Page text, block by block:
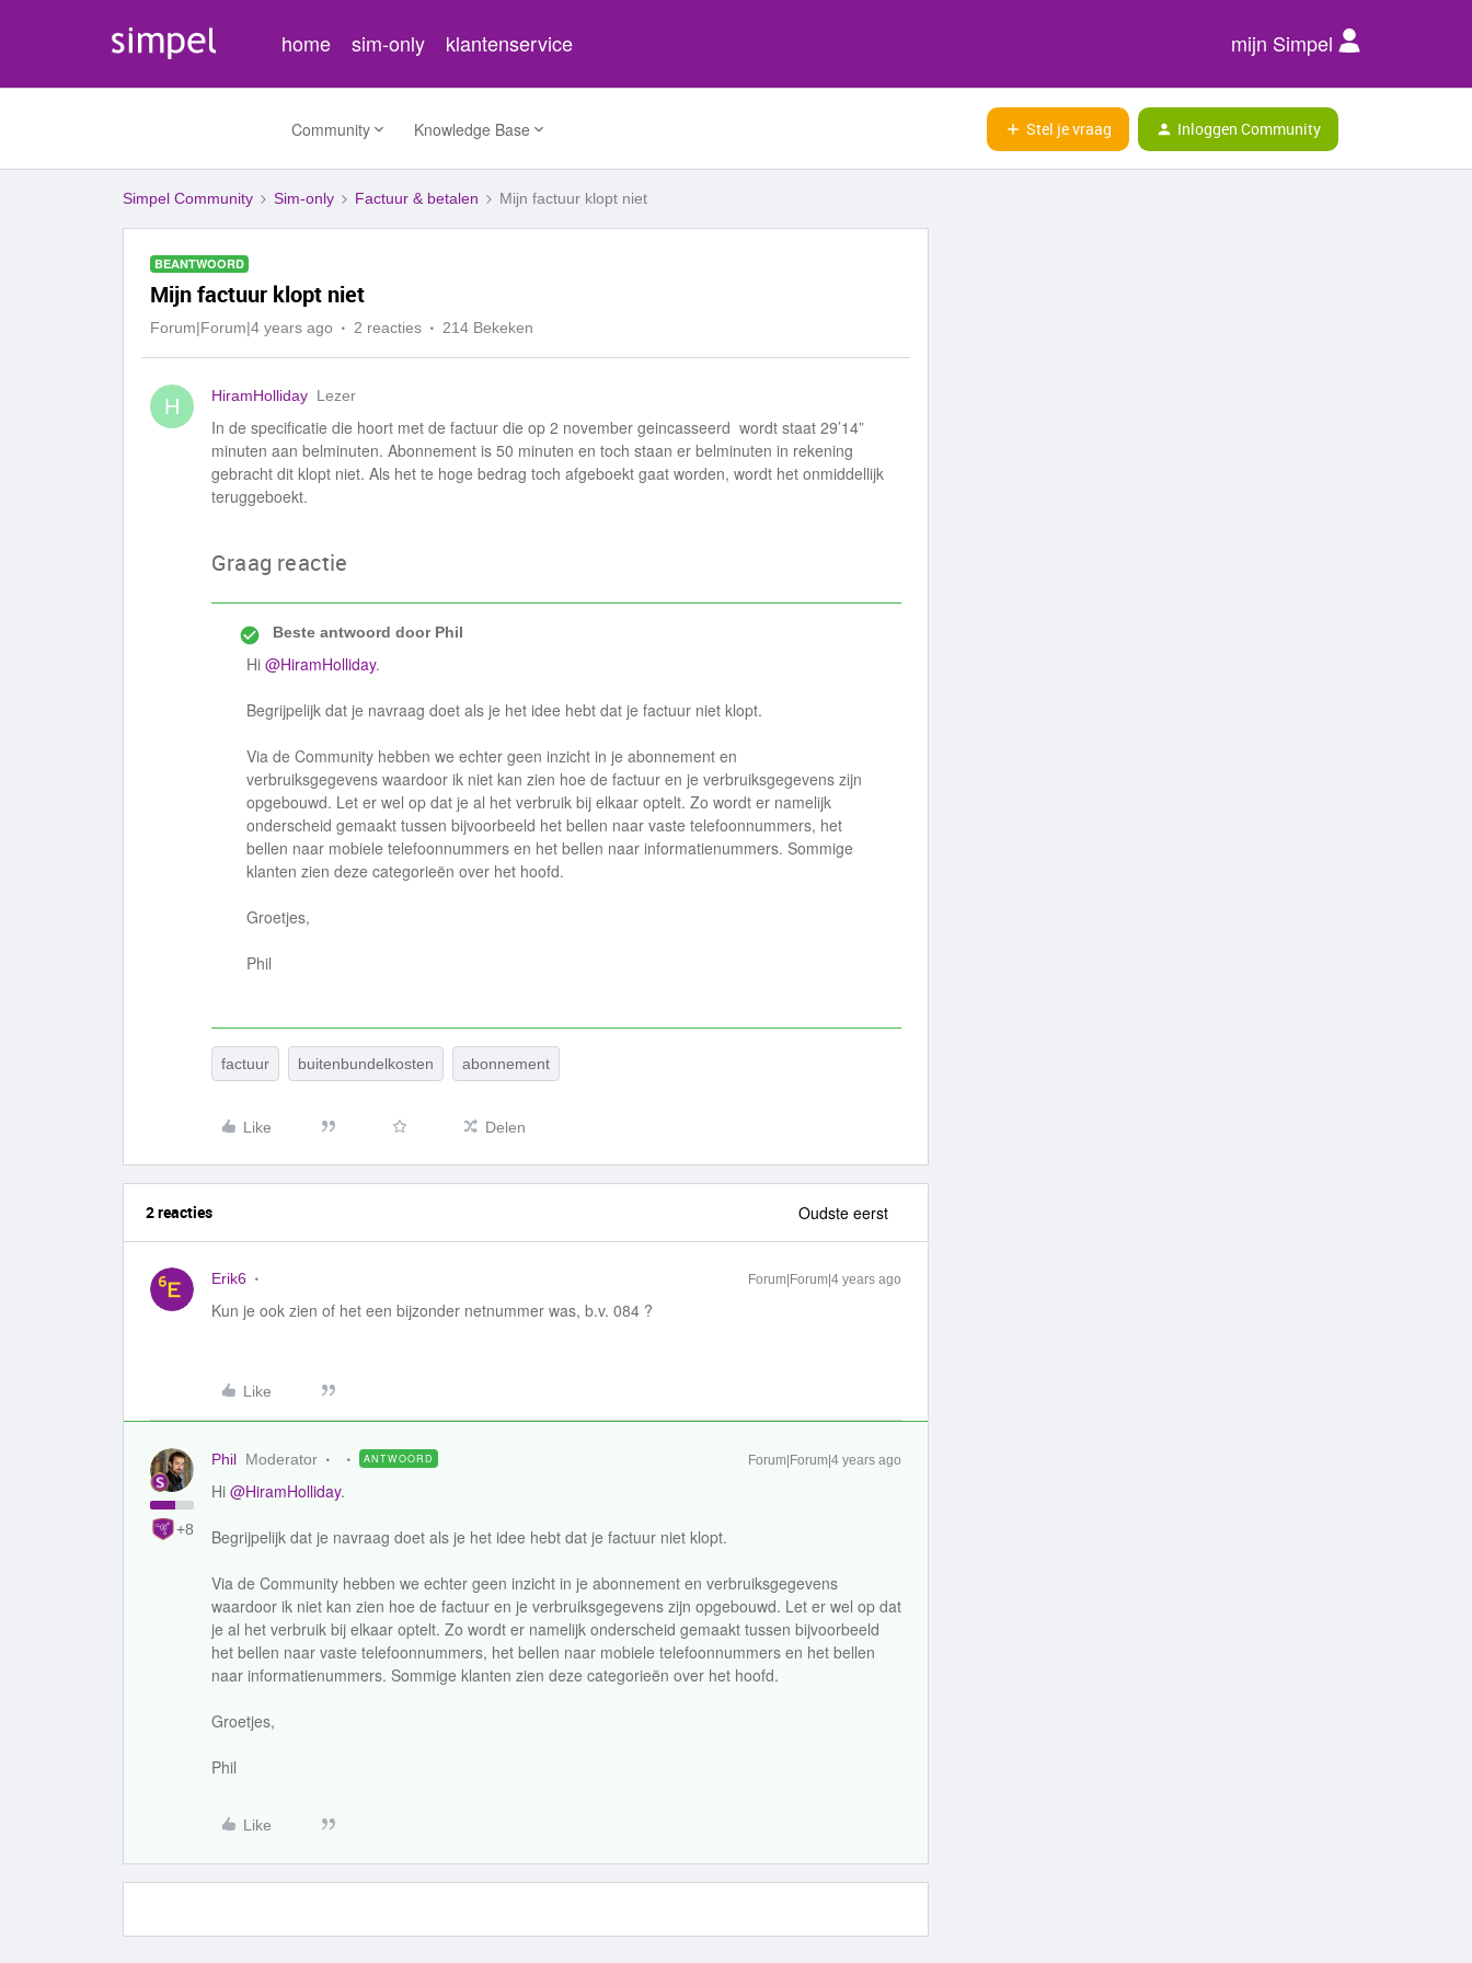
home sim-only klantenservice mijn Simpel
Community Knowledge Base Stel je vraag Inloggen Community
Simpel Community Sim-only Factuur & betalen Mijn factuur klopt niet
BEANTWOORD
Mijn factuur klopt niet
Forum|Forum|4 years ago 2 reacties 214 Bekeken
H HiramHolliday Lezer
In de specificatie die hoort met de factuur die op 2 november geincasseerd wordt staat 29’14”
minuten aan belminuten. Abonnement is 50 minuten en toch staan er belminuten in rekening
gebracht dit klopt niet. Als het te hoge bedrag toch afgeboekt gaat worden, wordt het onmiddellijk
teruggeboekt.
Graag reactie
Beste antwoord doorPhil
Hi @HiramHolliday.
Begrijpelijk dat je navraag doet als je het idee hebt dat je factuur niet klopt.
Via de Community hebben we echter geen inzicht in je abonnement en
verbruiksgegevens waardoor ik niet kan zien hoe de factuur en je verbruiksgegevens zijn
opgebouwd. Let er wel op dat je al het verbruik bij elkaar optelt. Zo wordt er namelijk
onderscheid gemaakt tussen bijvoorbeeld het bellen naar vaste telefoonnummers, het
bellen naar mobiele telefoonnummers en het bellen naar informatienummers. Sommige
klanten zien deze categorieën over het hoofd.
Groetjes,
Phil
factuur buitenbundelkosten abonnement
Like Delen
2 reacties Oudste eerst
Erik6 Forum|Forum|4 years ago
Kun je ook zien of het een bijzonder netnummer was, b.v. 084 ?
Like
+8
Phil Moderator ANTWOORD Forum|Forum|4 years ago
Hi @HiramHolliday.
Begrijpelijk dat je navraag doet als je het idee hebt dat je factuur niet klopt.
Via de Community hebben we echter geen inzicht in je abonnement en verbruiksgegevens
waardoor ik niet kan zien hoe de factuur en je verbruiksgegevens zijn opgebouwd. Let er wel op dat
je al het verbruik bij elkaar optelt. Zo wordt er namelijk onderscheid gemaakt tussen bijvoorbeeld
het bellen naar vaste telefoonnummers, het bellen naar mobiele telefoonnummers en het bellen
naar informatienummers. Sommige klanten zien deze categorieën over het hoofd.
Groetjes,
Phil
Like